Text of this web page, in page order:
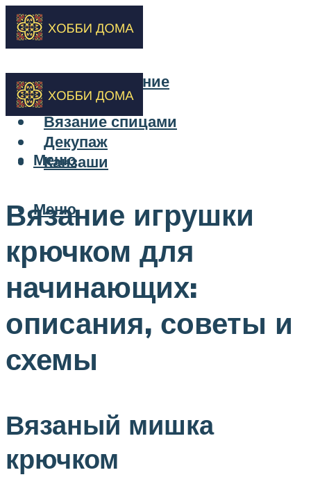
Бисероплетение
Вышивка
Вязание спицами
Декупаж
Канзаши
Меню
Меню
Вязание игрушки
крючком для
начинающих:
описания, советы и
схемы
Вязаный мишка
крючком